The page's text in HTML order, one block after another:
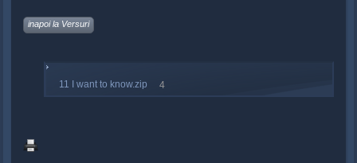
inapoi la Versuri
11 I want to know.zip 4